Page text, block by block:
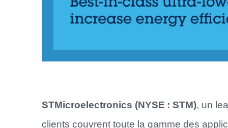
STMicroelectronics (NYSE : STM), un
clients couvrent toute la gamme des